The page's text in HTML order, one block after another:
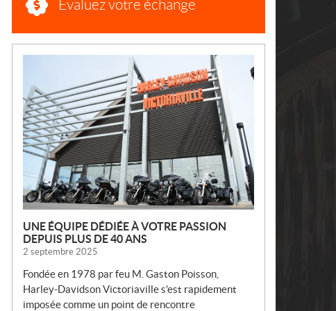
Évaluez votre échange
U
V
E
L
L
E
S
UNE ÉQUIPE DÉDIÉE À VOTRE PASSION
DEPUIS PLUS DE 40 ANS
2 septembre 2025
Fondée en 1978 par feu M. Gaston Poisson,
Harley-Davidson Victoriaville s’est rapidement
imposée comme un point de rencontre